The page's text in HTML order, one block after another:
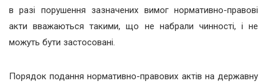
в разі порушення зазначених вимог нормативно-правові
акти вважаються такими, що не набрали чинності, і не
можуть бути застосовані.
Порядок подання нормативно-правових актів на державну